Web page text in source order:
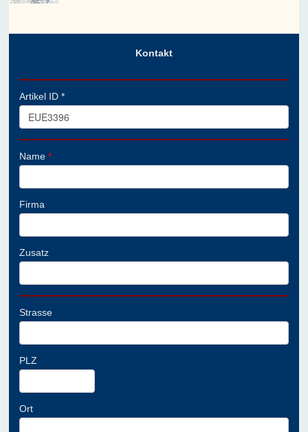
Kontakt
Artikel ID *
Name*
Firma
Zusatz
Strasse
PLZ
Ort